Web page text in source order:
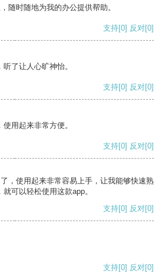
随时随地为我的办公提供帮助。
支持[0] 反对[0]
了让人心旷神怡。
支持[0] 反对[0]
用起来非常方便。
支持[0] 反对[0]
，使用起来非常容易上手，让我能够快速熟
可以轻松使用这款app。
支持[0] 反对[0]
支持[0] 反对[0]